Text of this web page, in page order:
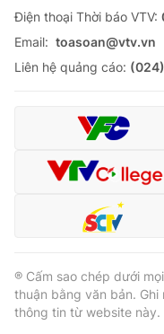
Tư vấn
Chuyên mục khác
VTV Sức khoẻ
Ðiện thoại Thời báo VTV:
Email: toasoan@vtv.vn
Liên hệ quảng cáo:
® Cấm sao chép dưới
thuận bằng văn bản. Ghi
thông tin từ website này.